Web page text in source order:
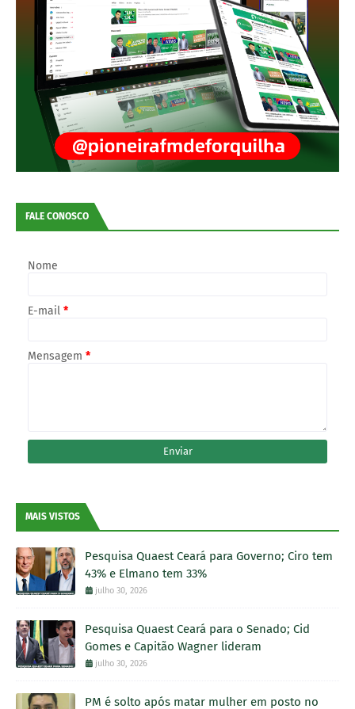
FALE CONOSCO
Nome
E-mail *
Mensagem *
MAIS VISTOS
Pesquisa Quaest Ceará para Governo; Ciro tem
43% e Elmano tem 33%
julho 30, 2026
Pesquisa Quaest Ceará para o Senado; Cid
Gomes e Capitão Wagner lideram
julho 30, 2026
PM é solto após matar mulher em posto no